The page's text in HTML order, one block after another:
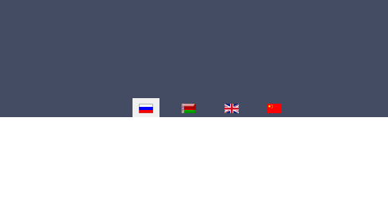
Выберите язык